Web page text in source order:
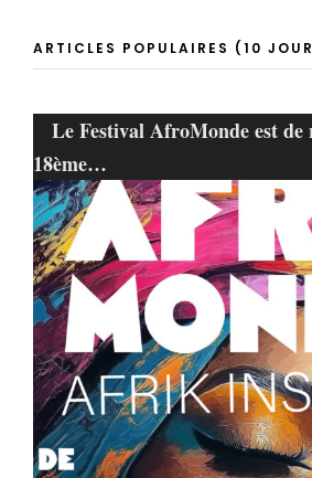
ARTICLES POPULAIRES (10
Le Festival AfroMonde est
18ème…